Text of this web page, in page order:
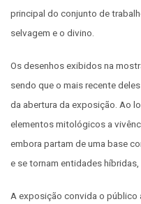
principal do conjunto de
selvagem e o divino.
Os desenhos exibidos na
sendo que o mais recente
da abertura da exposição. Ao
elementos mitológicos a
embora partam de uma base
e se tornam entidades
A exposição convida o público